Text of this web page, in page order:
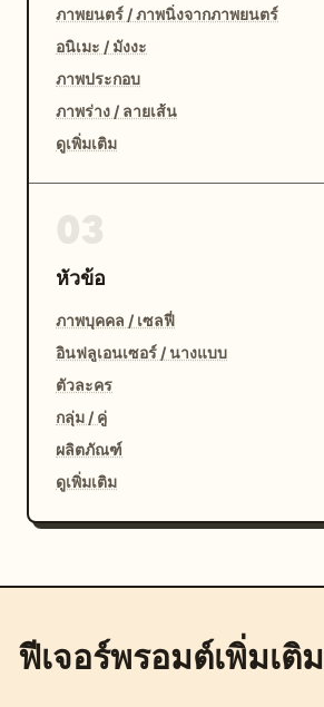
ภาพยนตร์ / ภาพนิ่งจากภาพยนตร์
อนิเมะ / มังงะ
ภาพประกอบ
ภาพร่าง / ลายเส้น
ดูเพิ่มเติม
หัวข้อ
ภาพบุคคล / เซลฟี่
อินฟลูเอนเซอร์ / นางแบบ
ตัวละคร
กลุ่ม / คู่
ผลิตภัณฑ์
ดูเพิ่มเติม
ฟีเจอร์พรอมต์เพิ่มเติม